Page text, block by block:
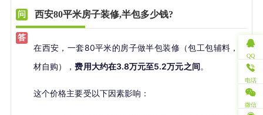
瓦工、油工等节点验收合格再付款，业主掌握资金主动
四、专注半包+灵活全包——半包报价稳定在580–680元/㎡
（含基础辅材+人工），全包则提供1000–1300元/㎡的高性
价比方案，主材可自选或由设计师推荐，避免捆绑高价；
——所有在施工地对业主开放，工
二、中档全包1300-2000元/㎡是否合理？
答案是：基本合理，但需警惕“低价陷阱” 。
：只包含最基础的瓷砖、最简
家具，价格取决于材料品牌和配置。
是性价比最高的方式，既能保证施工质量，
又能自主把控主材品质与预算，避免被“低开高走”的套餐陷
西安80平米房子装修,半包多少钱?
在西安，一套80平米的房子做半包装修（包工包辅料，主
材自购），费用大约在3.8万元至5.2万元之间。
这个价格主要受以下因素影响：
QQ
电话
微信